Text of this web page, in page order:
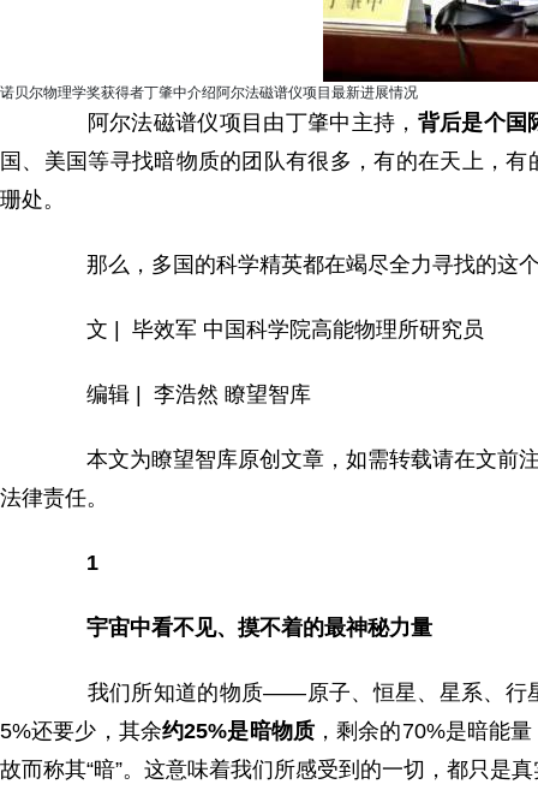
诺贝尔物理学奖获得者丁肇中介绍阿尔法磁谱仪项目最新进展情况
阿尔法磁谱仪项目由丁肇中主持， 背后是个国
国、美国等寻找暗物质的团队有很多，有的在天上，
珊处。
那么，多国的科学精英都在竭尽全力寻找的这
文 | 毕效军 中国科学院高能物理所研究员
编辑 | 李浩然 瞭望智库
本文为瞭望智库原创文章，如需转载请在文前
法律责任。
1
宇宙中看不见、摸不着的最神秘力量
我们所知道的物质——原子、恒星、星系、行星
5%还要少，其余约25%是暗物质 ，剩余的70%是暗能
故而称其“暗”。这意味着我们所感受到的一切，都只是